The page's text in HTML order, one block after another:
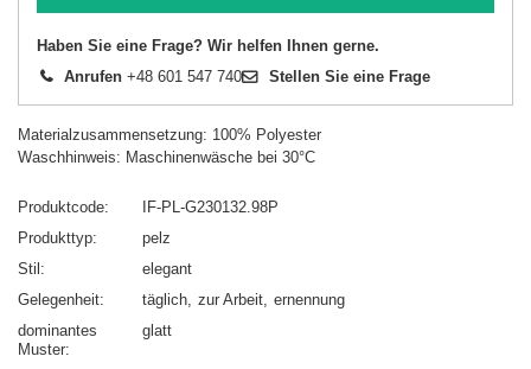
Haben Sie eine Frage? Wir helfen Ihnen gerne.
Anrufen +48 601 547 740 Stellen Sie eine Frage
Materialzusammensetzung: 100% Polyester
Waschhinweis: Maschinenwäsche bei 30°C
Produktcode
IF-PL-G230132.98P
Produkttyp
pelz
Stil
elegant
Gelegenheit
täglich zur Arbeit ernennung
dominantes
Muster
glatt